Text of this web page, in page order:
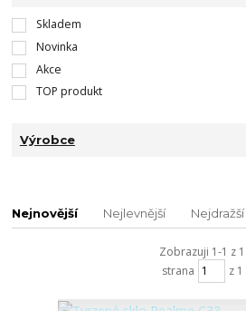
Skladem
Novinka
Akce
TOP produkt
Výrobce
Nejnovější Nejlevnější Nejdražší
Zobrazuji 1-1 z 1
strana
z 1